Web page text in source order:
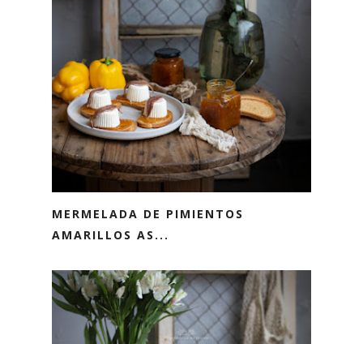
MERMELADA DE PIMIENTOS
AMARILLOS AS...